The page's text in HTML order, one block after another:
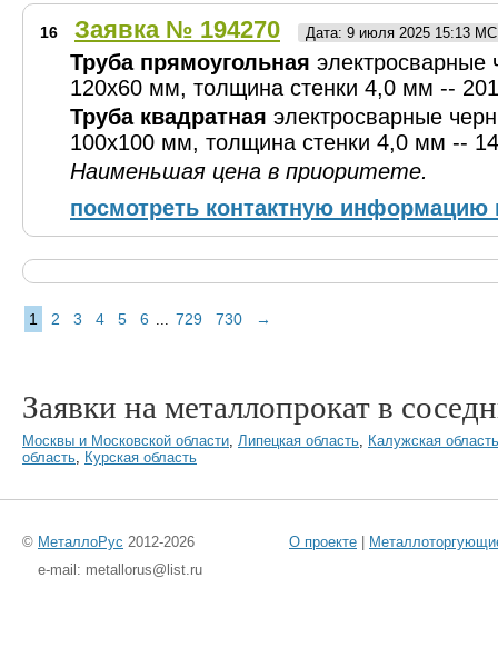
16 Заявка № 194270 Дата: 9 июля 2025 15:13
Труба прямоугольная электросварные
120х60 мм, толщина стенки 4,0 мм --
Труба квадратная электросварные
100х100 мм, толщина стенки 4,0 мм --
Наименьшая цена в приоритете.
посмотреть контактную информацию
1 2 3 4 5 6 729 730 →
Заявки на металлопрокат в
Москвы и Московской области, Липецкая область, Калужская область
область, Курская область
© МеталлоРус 2012-2026 О проекте
e-mail: metallorus@list.ru